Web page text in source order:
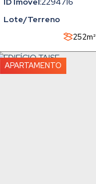
Lote/Terreno
252m²
APARTAMENTO